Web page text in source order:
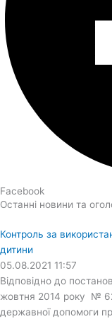
Facebook
Останні новини та
Контроль за
дитини
05.08.2021 11:57
Відповідно до
жовтня 2014 року №
державної допомоги